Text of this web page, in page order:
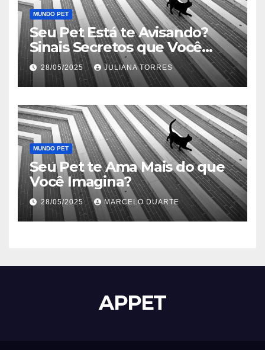
MUNDO PET
Seu Pet Está te Avisando?
Sinais Secretos que Você
Precisa Conhecer
28/05/2025 JULIANA TORRES
MUNDO PET
Seu Pet te Ama Mais do que
Você Imagina?
28/05/2025 MARCELO DUARTE
APPET